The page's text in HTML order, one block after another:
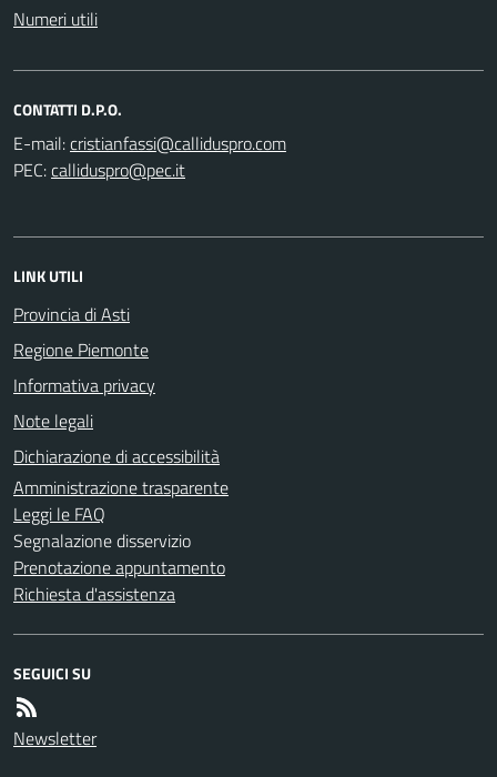
Numeri utili
CONTATTI D.P.O.
E-mail:
PEC:
LINK UTILI
Provincia di Asti
Regione Piemonte
Informativa privacy
Note legali
Dichiarazione di accessibilità
Amministrazione trasparente
Leggi le FAQ
Segnalazione disservizio
Prenotazione appuntamento
Richiesta d'assistenza
SEGUICI SU
Newsletter